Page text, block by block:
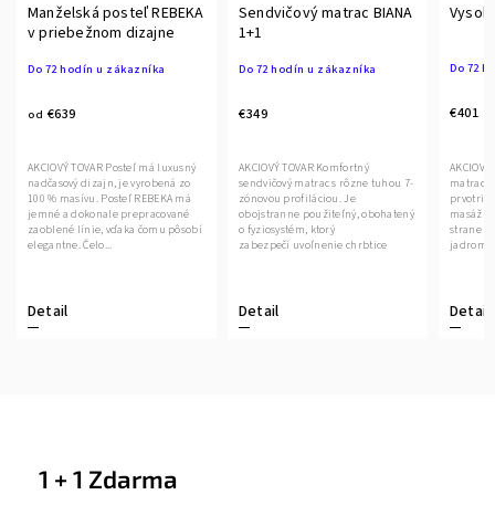
posteľ REBEKA
dizajne
u zákazníka
Posteľ má luxusný
dizajn, je vyrobená zo
Posteľ REBEKA má
prepracované
vďaka čomu pôsobí
Sendvičový matrac BIANA
1+1
Do 72 hodín u zákazníka
AKCIOVÝ TOVAR Komfortný
sendvičový matrac s rôzne tuhou 7-
zónovou profiláciou. Je
obojstranne použiteľný, obohatený
o fyziosystém, ktorý
zabezpečí uvoľnenie chrbtice
Vysoký matrac
Do 72 hodín u
matrac vyrobený
prvotriednych PUR pien
masážnou profiláciou
strane a špeciálne
jadrom. DODANIE DO
1 + 1 Zdarma